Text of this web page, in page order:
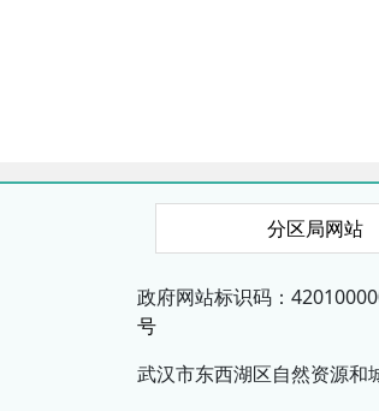
分区局网站
政府网站标识码：
号
武汉市东西湖区自然资源和